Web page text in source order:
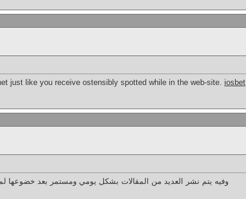
just like you receive ostensibly spotted while in the web-site. iosbet
وفيه يتم نشر العديد من المقالات بشكل يومي ومستمر بعد خضوعها